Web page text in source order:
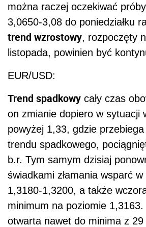
można raczej oczekiwać
3,0650-3,08 do poniedziałku
trend wzrostowy, rozpoczęty
listopada, powinien być
EUR/USD:
Trend spadkowy cały czas
on zmianie dopiero w sytuacji
powyżej 1,33, gdzie
trendu spadkowego,
b.r. Tym samym dzisiaj
świadkami złamania wsparć
1,3180-1,3200, a także
minimum na poziomie
otwarta nawet do minima z 29